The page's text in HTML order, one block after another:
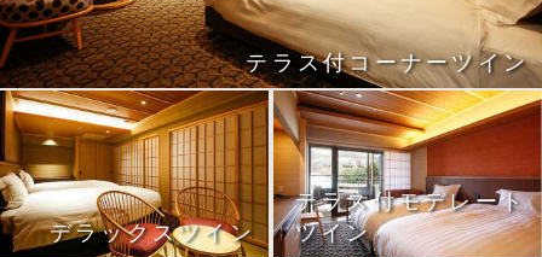
テラス付コーナーツイン
デラックスツイン
テラス付モデレート
ツイン